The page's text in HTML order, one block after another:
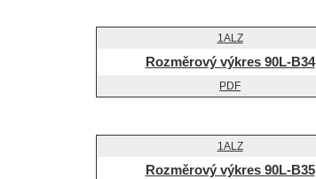
Rozměrový výkres 90L-B34
Rozměrový výkres 90L-B35